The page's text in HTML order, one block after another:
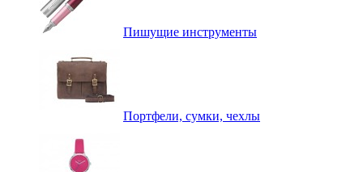
Пишущие инструменты
Портфели, сумки, чехлы